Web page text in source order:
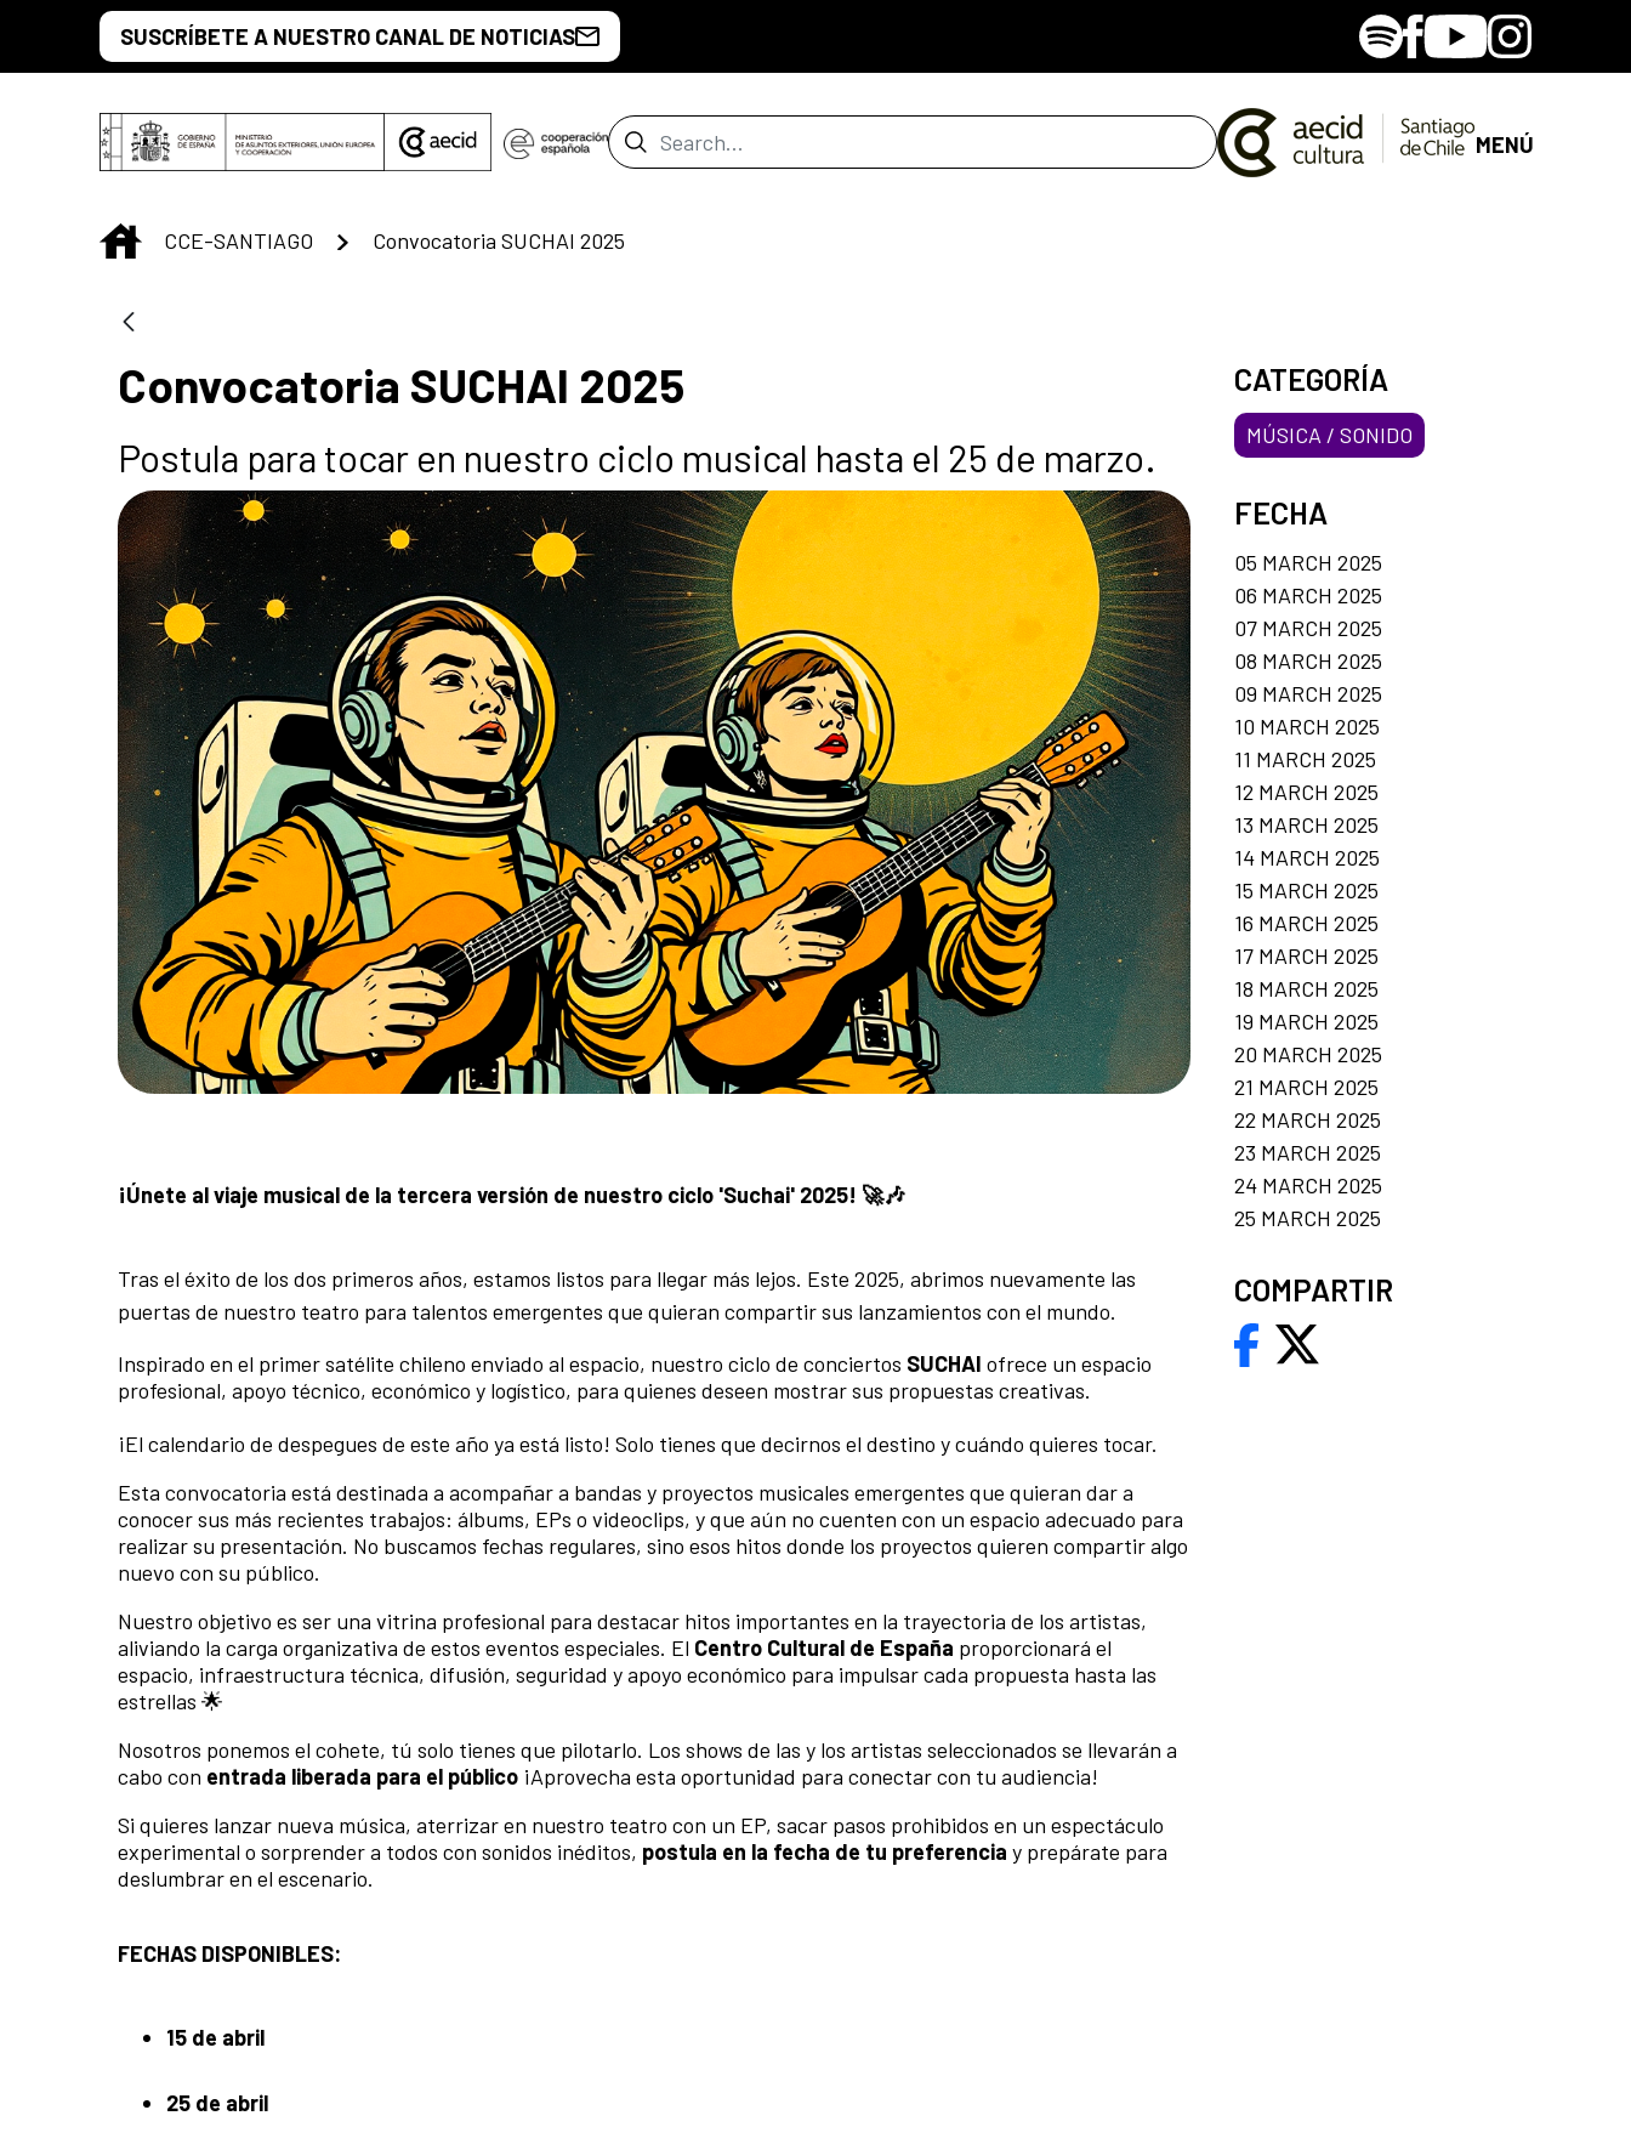
Skip to Main ContentSUSCRÍBETE A NUESTRO CANAL DE NOTICIAS SpotifyFacebook
YoutubeInstagram
Search Bar MENÚ
INICIO
CCE-SANTIAGO Convocatoria SUCHAI 2025
Convocatoria SUCHAI 2025
Postula para tocar en nuestro ciclo musical hasta el 25 de marzo.
¡Únete al viaje musical de la tercera versión de nuestro ciclo 'Suchai' 2025! 🚀🎶
Tras el éxito de los dos primeros años, estamos listos para llegar más lejos. Este 2025, abrimos nuevamente las
puertas de nuestro teatro para talentos emergentes que quieran compartir sus lanzamientos con el mundo.
Inspirado en el primer satélite chileno enviado al espacio, nuestro ciclo de conciertos SUCHAI ofrece un espacio
profesional, apoyo técnico, económico y logístico, para quienes deseen mostrar sus propuestas creativas.
¡El calendario de despegues de este año ya está listo! Solo tienes que decirnos el destino y cuándo quieres tocar.
Esta convocatoria está destinada a acompañar a bandas y proyectos musicales emergentes que quieran dar a
conocer sus más recientes trabajos: álbums, EPs o videoclips, y que aún no cuenten con un espacio adecuado para
realizar su presentación. No buscamos fechas regulares, sino esos hitos donde los proyectos quieren compartir algo
nuevo con su público.
Nuestro objetivo es ser una vitrina profesional para destacar hitos importantes en la trayectoria de los artistas,
aliviando la carga organizativa de estos eventos especiales. El Centro Cultural de España proporcionará el
espacio, infraestructura técnica, difusión, seguridad y apoyo económico para impulsar cada propuesta hasta las
estrellas 🌟
Nosotros ponemos el cohete, tú solo tienes que pilotarlo. Los shows de las y los artistas seleccionados se llevarán a
cabo con entrada liberada para el público ¡Aprovecha esta oportunidad para conectar con tu audiencia!
Si quieres lanzar nueva música, aterrizar en nuestro teatro con un EP, sacar pasos prohibidos en un espectáculo
experimental o sorprender a todos con sonidos inéditos, postula en la fecha de tu preferencia y prepárate para
deslumbrar en el escenario.
FECHAS DISPONIBLES:
15 de abril
25 de abril
CATEGORÍA
MÚSICA / SONIDO
FECHA
05 MARCH 2025
06 MARCH 2025
07 MARCH 2025
08 MARCH 2025
09 MARCH 2025
10 MARCH 2025
11 MARCH 2025
12 MARCH 2025
13 MARCH 2025
14 MARCH 2025
15 MARCH 2025
16 MARCH 2025
17 MARCH 2025
18 MARCH 2025
19 MARCH 2025
20 MARCH 2025
21 MARCH 2025
22 MARCH 2025
23 MARCH 2025
24 MARCH 2025
25 MARCH 2025
COMPARTIR